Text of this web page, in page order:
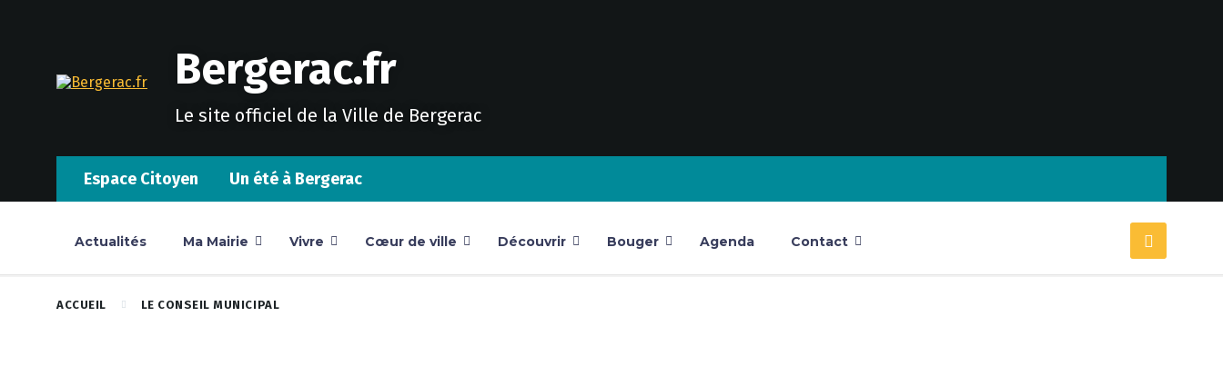
Bergerac.fr
Le site officiel de la Ville de Bergerac
Espace Citoyen Un été à Bergerac
Actualités Ma Mairie Vivre Cœur de ville Découvrir Bouger Agenda Contact
ACCUEIL LE CONSEIL MUNICIPAL